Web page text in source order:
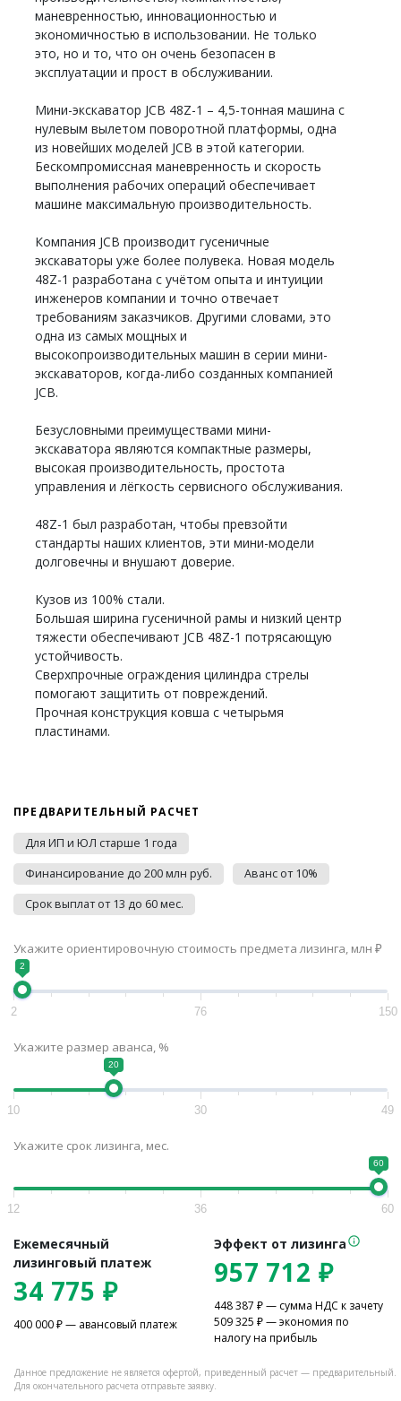
маневренностью, инновационностью и
экономичностью в использовании. Не только
это, но и то, что он очень безопасен в
эксплуатации и прост в обслуживании.
Мини-экскаватор JCB 48Z-1 – 4,5-тонная машина с
нулевым вылетом поворотной платформы, одна
из новейших моделей JCB в этой категории.
Бескомпромиссная маневренность и скорость
выполнения рабочих операций обеспечивает
машине максимальную производительность.
Компания JCB производит гусеничные
экскаваторы уже более полувека. Новая модель
48Z-1 разработана с учётом опыта и интуиции
инженеров компании и точно отвечает
требованиям заказчиков. Другими словами, это
одна из самых мощных и
высокопроизводительных машин в серии мини-
экскаваторов, когда-либо созданных компанией
JCB.
Безусловными преимуществами мини-
экскаватора являются компактные размеры,
высокая производительность, простота
управления и лёгкость сервисного обслуживания.
48Z-1 был разработан, чтобы превзойти
стандарты наших клиентов, эти мини-модели
долговечны и внушают доверие.
Кузов из 100% стали.
Большая ширина гусеничной рамы и низкий центр
тяжести обеспечивают JCB 48Z-1 потрясающую
устойчивость.
Сверхпрочные ограждения цилиндра стрелы
помогают защитить от повреждений.
Прочная конструкция ковша с четырьмя
пластинами.
ПРЕДВАРИТЕЛЬНЫЙ РАСЧЕТ
Для ИП и ЮЛ старше 1 года
Финансирование до 200 млн руб.
Аванс от 10%
Срок выплат от 13 до 60 мес.
Укажите ориентировочную стоимость предмета лизинга, млн ₽
2
2 76 150
Укажите размер аванса, %
20
10 30 49
Укажите срок лизинга, мес.
60
12 36 60
Ежемесячный
лизинговый платеж
34 775 ₽
400 000₽ — авансовый платеж
Эффект от лизинга
957 712 ₽
448 387 ₽ — сумма НДС к зачету
509 325 ₽ — экономия по
налогу на прибыль
Данное предложение не является офертой, приведенный расчет — предварительный.
Для окончательного расчета отправьте заявку.